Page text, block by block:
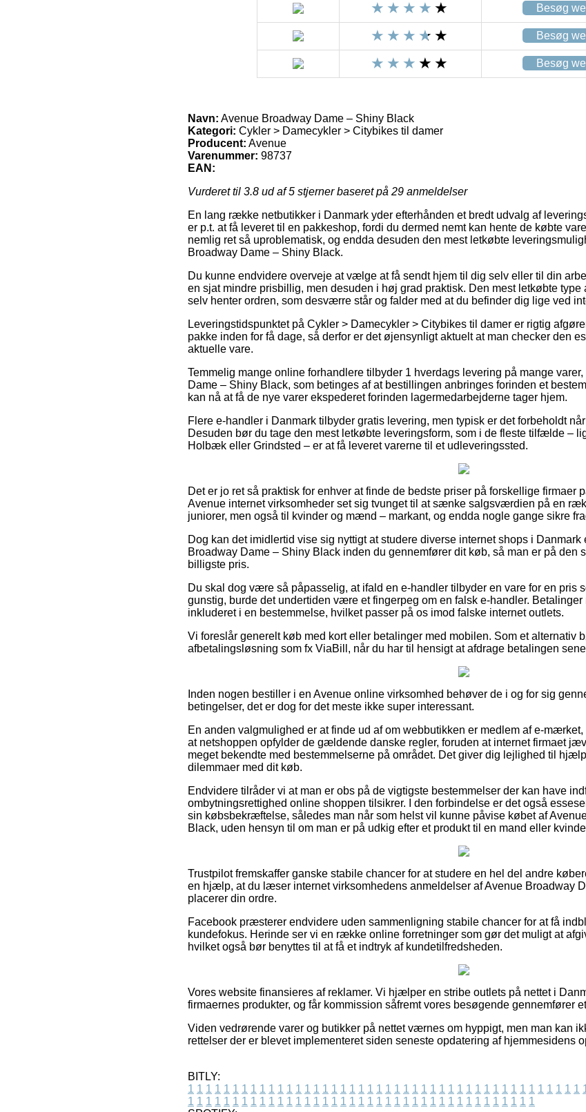
Besøg
Besøg
Besøg
Navn: Avenue Broadway Dame – Shiny Black
Kategori: Cykler > Damecykler > Citybikes til damer
Producent: Avenue
Varenummer: 98737
EAN:
Vurderet til 3.8 ud af 5 stjerner baseret på 29 anmeldelser
En lang række netbutikker i Danmark yder efterhånden et bredt udvalg af
er p.t. at få leveret til en pakkeshop, fordi du dermed nemt kan hente de købte
nemlig ret så uproblematisk, og endda desuden den mest letkøbte
Broadway Dame – Shiny Black.
Du kunne endvidere overveje at vælge at få sendt hjem til dig selv eller til din
en sjat mindre prisbillig, men desuden i høj grad praktisk. Den mest letkøbte type
selv henter ordren, som desværre står og falder med at du befinder dig lige ved
Leveringstidspunktet på Cykler > Damecykler > Citybikes til damer er rigtig
pakke inden for få dage, så derfor er det øjensynligt aktuelt at man checker den
aktuelle vare.
Temmelig mange online forhandlere tilbyder 1 hverdags levering på mange
Dame – Shiny Black, som betinges af at bestillingen anbringes forinden et
kan nå at få de nye varer ekspederet forinden lagermedarbejderne tager hjem.
Flere e-handler i Danmark tilbyder gratis levering, men typisk er det forbeholdt
Desuden bør du tage den mest letkøbte leveringsform, som i de fleste tilfælde –
Holbæk eller Grindsted – er at få leveret varerne til et udleveringssted.
Det er jo ret så praktisk for enhver at finde de bedste priser på forskellige firmaer
Avenue internet virksomheder set sig tvunget til at sænke salgsværdien på en
juniorer, men også til kvinder og mænd – markant, og endda nogle gange sikre
Dog kan det imidlertid vise sig nyttigt at studere diverse internet shops i Danmark
Broadway Dame – Shiny Black inden du gennemfører dit køb, så man er på den
billigste pris.
Du skal dog være så påpasselig, at ifald en e-handler tilbyder en vare for en pris
gunstig, burde det undertiden være et fingerpeg om en falsk e-handler.
inkluderet i en bestemmelse, hvilket passer på os imod falske internet outlets.
Vi foreslår generelt køb med kort eller betalinger med mobilen. Som et alternativ
afbetalingsløsning som fx ViaBill, når du har til hensigt at afdrage betalingen
Inden nogen bestiller i en Avenue online virksomhed behøver de i og for sig
betingelser, det er dog for det meste ikke super interessant.
En anden valgmulighed er at finde ud af om webbutikken er medlem af e-
at netshoppen opfylder de gældende danske regler, foruden at internet firmaet
meget bekendte med bestemmelserne på området. Det giver dig lejlighed til
dilemmaer med dit køb.
Endvidere tilråder vi at man er obs på de vigtigste bestemmelser der kan have
ombytningsrettighed online shoppen tilsikrer. I den forbindelse er det også
sin købsbekræftelse, således man når som helst vil kunne påvise købet af
Black, uden hensyn til om man er på udkig efter et produkt til en mand eller
Trustpilot fremskaffer ganske stabile chancer for at studere en hel del andre
en hjælp, at du læser internet virksomhedens anmeldelser af Avenue Broadway
placerer din ordre.
Facebook præsterer endvidere uden sammenligning stabile chancer for at få
kundefokus. Herinde ser vi en række online forretninger som gør det muligt at
hvilket også bør benyttes til at få et indtryk af kundetilfredsheden.
Vores website finansieres af reklamer. Vi hjælper en stribe outlets på nettet i
firmaernes produkter, og får kommission såfremt vores besøgende gennemfører
Viden vedrørende varer og butikker på nettet værnes om hyppigt, men man kan
rettelser der er blevet implementeret siden seneste opdatering af hjemmesidens
BITLY:
1 1 1 1 1 1 1 1 1 1 1 1 1 1 1 1 1 1 1 1 1 1 1 1 1 1 1 1 1 1 1 1 1 1 1 1 1 1 1 1 1 1 1 1
1 1 1 1 1 1 1 1 1 1 1 1 1 1 1 1 1 1 1 1 1 1 1 1 1 1 1 1 1 1 1 1 1 1 1 1 1 1 1